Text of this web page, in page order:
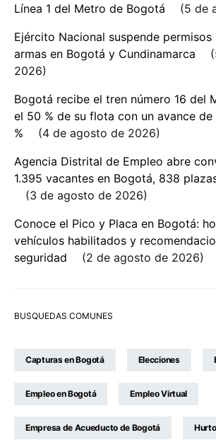
Línea 1 del Metro de Bogotá
5 de
Ejército Nacional suspende
armas en Bogotá y Cundinamarca
2026
Bogotá recibe el tren número 16 del
el 50 % de su flota con un avance
%
4 de agosto de 2026
Agencia Distrital de Empleo abre
1.395 vacantes en Bogotá, 838
3 de agosto de 2026
Conoce el Pico y Placa en Bogotá:
vehículos habilitados y
seguridad
2 de agosto de 2026
BUSQUEDAS COMUNES
Capturas en Bogotá Elecciones
Empleo en Bogotá Empleo Virtual
Empresa de Acueducto de Bogotá